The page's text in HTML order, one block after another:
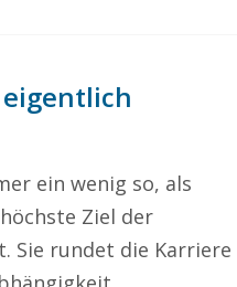
ein wenig so, als
Ziel der
Sie rundet die Karriere